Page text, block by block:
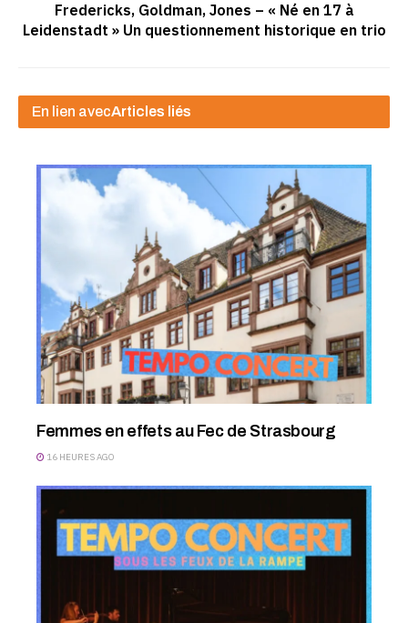
Fredericks, Goldman, Jones – « Né en 17 à
Leidenstadt » Un questionnement historique en trio
En lien avecArticles liés
Femmes en effets au Fec de Strasbourg
16 HEURES AGO